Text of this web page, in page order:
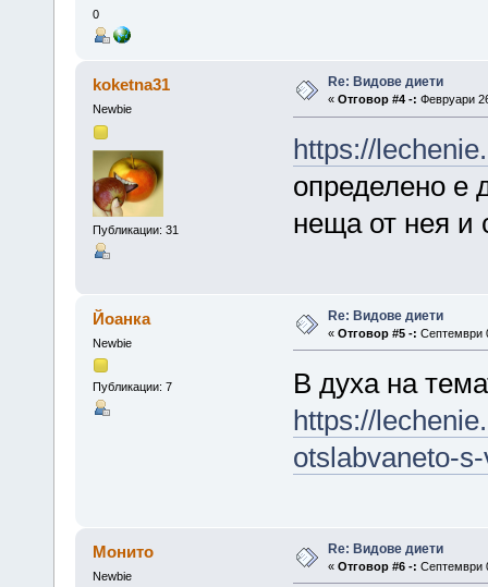
0
koketna31
Newbie
Публикации: 31
Re: Видове диети
« Отговор #4 -: Февруари
https://
определено е
неща от нея и
Йоанка
Newbie
Публикации: 7
Re: Видове диети
« Отговор #5 -: Септември
В духа на
https://
otslabvaneto-
Монито
Newbie
Re: Видове диети
« Отговор #6 -: Септември